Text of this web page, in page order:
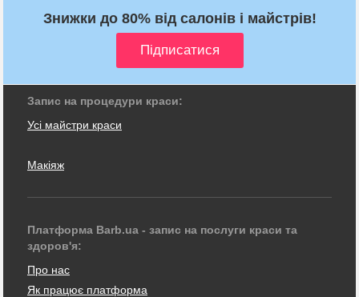
Знижки до 80% від салонів і майстрів!
Запис на процедури краси:
Усі майстри краси
Макіяж
Платформа Barb.ua - запис на послуги краси та
здоров'я:
Про нас
Як працює платформа